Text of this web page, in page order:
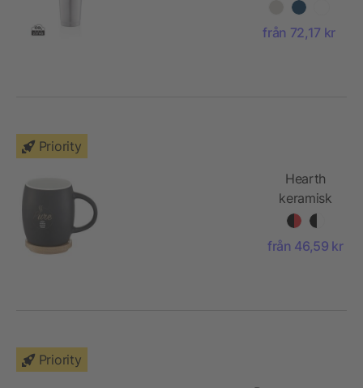
från 72,17 kr
Priority
Hearth
keramisk
mugg med
lock/fat
från 46,59 kr
Priority